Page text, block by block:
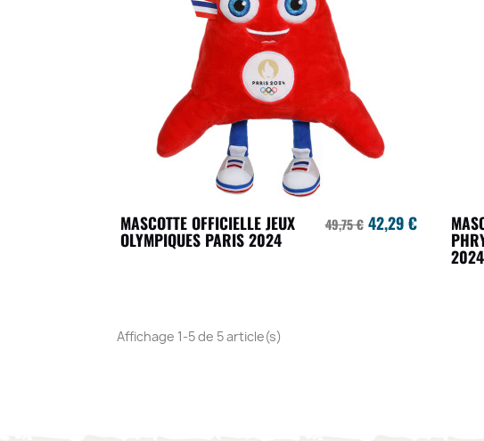
MASCOTTE OFFICIELLE JEUX
OLYMPIQUES PARIS 2024
49,75 € 42,29 €
2024
Affichage 1-5 de 5 article(s)